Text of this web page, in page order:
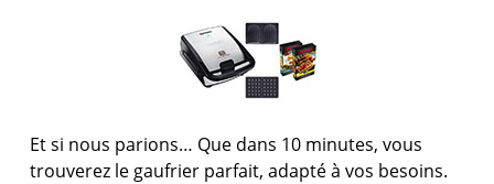
Et si nous parions… Que dans 10 minutes, vous
trouverez le gaufrier parfait, adapté à vos besoins.